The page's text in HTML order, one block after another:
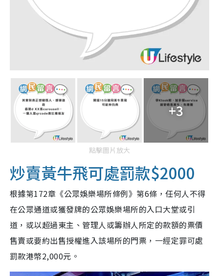
+3
點擊圖片放大
炒賣黃牛飛可處罰款$2000
根據第172章《公眾娛樂場所條例》第6條，任何人不得
在公眾通道或獲發牌的公眾娛樂場所的入口大堂或引
道，或以超過東主、管理人或籌辦人所定的款額的票價
售賣或要約出售授權進入該場所的門票，一經定罪可處
罰款港幣2,000元。